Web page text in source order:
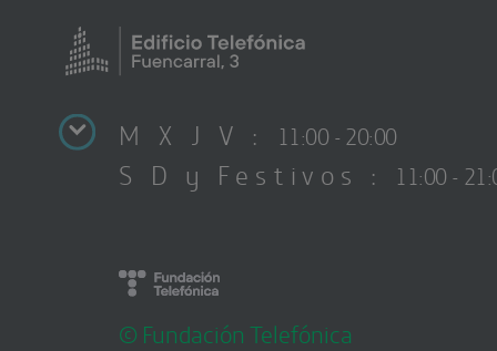
M X J V : 11:00 - 20:00
S D y Festivos : 11:00 -
© Fundación Telefónica